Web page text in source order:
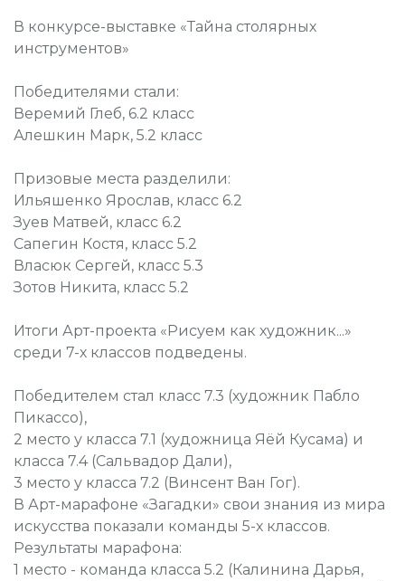
В конкурсе-выставке «Тайна столярных
инструментов»
Победителями стали:
Веремий Глеб, 6.2 класс
Алешкин Марк, 5.2 класс
Призовые места разделили:
Ильяшенко Ярослав, класс 6.2
Зуев Матвей, класс 6.2
Сапегин Костя, класс 5.2
Власюк Сергей, класс 5.3
Зотов Никита, класс 5.2
Итоги Арт-проекта «Рисуем как художник...»
среди 7-х классов подведены.
Победителем стал класс 7.3 (художник Пабло
Пикассо),
2 место у класса 7.1 (художница Яёй Кусама) и
класса 7.4 (Сальвадор Дали),
3 место у класса 7.2 (Винсент Ван Гог).
В Арт-марафоне «Загадки» свои знания из мира
искусства показали команды 5-х классов.
Результаты марафона:
1 место - команда класса 5.2 (Калинина Дарья,